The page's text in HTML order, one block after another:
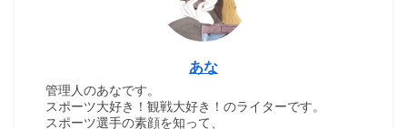
あな
管理人のあなです。
スポーツ大好き！観戦大好き！のライターです。
スポーツ選手の素顔を知って、